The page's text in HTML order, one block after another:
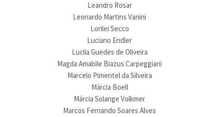
Leandro Rosar
Leonardo Martins Vanini
Lorilei Secco
Luciano Endler
Lucila Guedes de Oliveira
Magda Amabile Biazus Carpeggiani
Marcelo Pimentel da Silveira
Márcia Boell
Márcia Solange Volkmer
Marcos Fernando Soares Alves